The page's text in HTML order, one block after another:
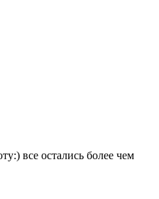
все остались более чем